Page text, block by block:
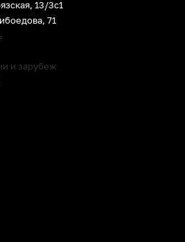
13/3c1
71
и зарубеж